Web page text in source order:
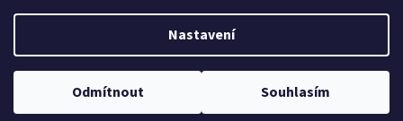
Nastavení
Odmítnout Souhlasím
Vytvořil Shoptet
Copyright 2026Beno Eshop . Všechna práva vyhrazena.